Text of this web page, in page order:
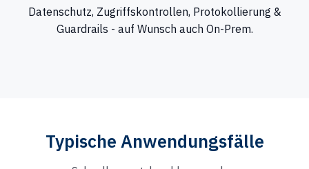
Datenschutz, Zugriffskontrollen, Protokollierung &
Guardrails - auf Wunsch auch On-Prem.
Typische Anwendungsfälle